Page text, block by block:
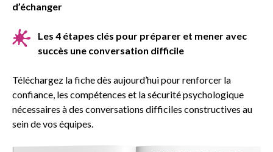
d’échanger
Les 4 étapes clés pour préparer et mener avec
succès une conversation difficile
Téléchargez la fiche dès aujourd’hui pour renforcer la
confiance, les compétences et la sécurité psychologique
nécessaires à des conversations difficiles constructives au
sein de vos équipes.